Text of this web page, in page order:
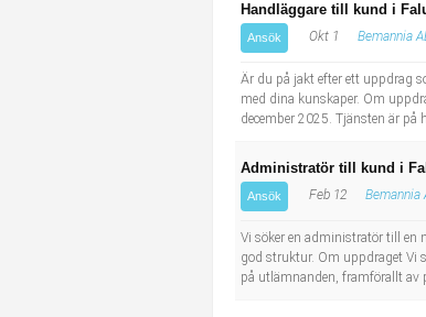
Naturvetenskapligt arbete
Sanering och renhållning
Taxiförare/Taxichaufför
Läkarsekreterare/Vårdadmin/Medicinsk
Informatör/Kommunikatör
Handläggare till kund i
Ansök Okt 1 Bemannia
Är du på jakt efter ett uppdrag
med dina kunskaper. Om
december 2025. Tjänsten är
Administratör till kund i
Ansök Feb 12 Bemannia
Vi söker en administratör till en
god struktur. Om uppdraget Vi
på utlämnanden, framförallt av